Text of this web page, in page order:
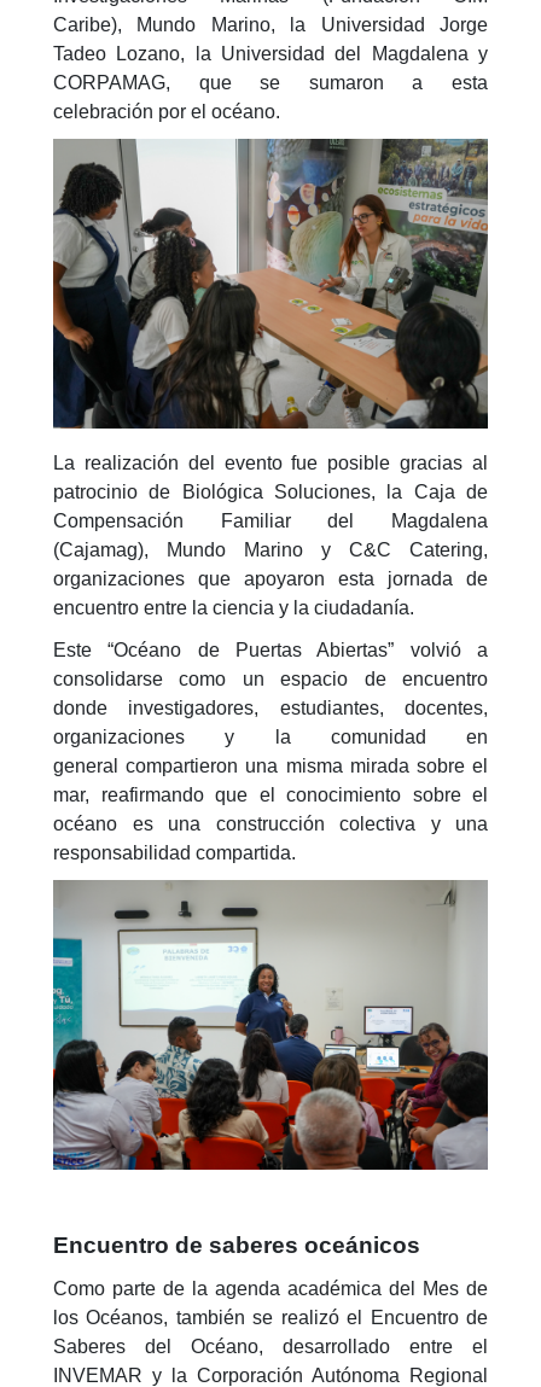
Caribe), Mundo Marino, la Universidad Jorge
Tadeo Lozano, la Universidad del Magdalena y
CORPAMAG, que se sumaron a esta
celebración por el océano.
La realización del evento fue posible gracias al
patrocinio de Biológica Soluciones, la Caja de
Compensación Familiar del Magdalena
(Cajamag), Mundo Marino y C&C Catering,
organizaciones que apoyaron esta jornada de
encuentro entre la ciencia y la ciudadanía.
Este “Océano de Puertas Abiertas” volvió a
consolidarse como un espacio de encuentro
donde investigadores, estudiantes, docentes,
organizaciones y la comunidad en
general compartieron una misma mirada sobre el
mar, reafirmando que el conocimiento sobre el
océano es una construcción colectiva y una
responsabilidad compartida.
Encuentro de saberes oceánicos
Como parte de la agenda académica del Mes de
los Océanos, también se realizó el Encuentro de
Saberes del Océano, desarrollado entre el
INVEMAR y la Corporación Autónoma Regional